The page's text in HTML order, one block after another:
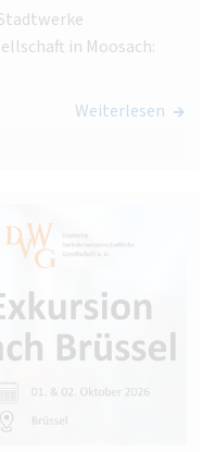
in Moosach:
Weiterlesen